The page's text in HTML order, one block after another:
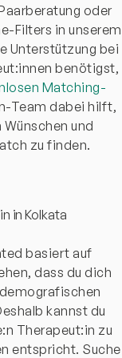
oder
Filters in unserem
Unterstützung bei
benötigst,
Matching-
Team dabei hilft,
und
zu finden.
in Kolkata
basiert auf
dass du dich
kannst du
Therapeut:in zu
entspricht. Suche